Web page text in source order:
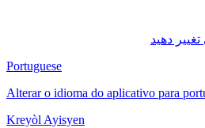
Portuguese
Alterar o idioma do aplicativo para
Kreyòl Ayisyen